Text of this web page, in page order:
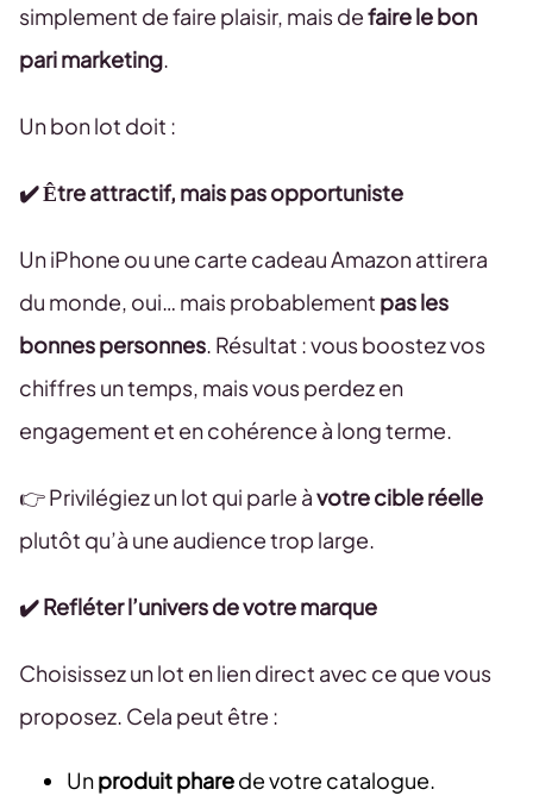
simplement de faire plaisir, mais defaire le bon
pari marketing.
Un bon lot doit :
✔️ Être attractif, mais pas opportuniste
Un iPhone ou une carte cadeau Amazon attirera
du monde, oui… mais probablement pas les
bonnes personnes. Résultat : vous boostez vos
chiffres un temps, mais vous perdez en
engagement et en cohérence à long terme.
👉 Privilégiez un lot qui parle àvotre cible réelle
plutôt qu’à une audience trop large.
✔️ Refléter l’univers de votre marque
Choisissez un lot en lien direct avec ce que vous
proposez. Cela peut être :
Unproduit pharede votre catalogue.